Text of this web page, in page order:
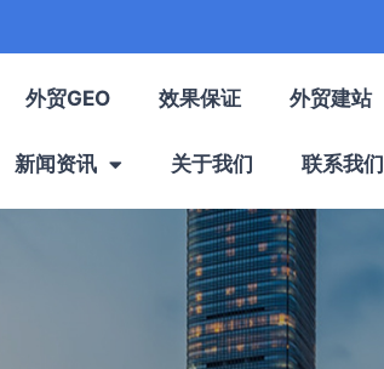
外贸GEO 效果保证 外贸建站
新闻资讯 关于我们 联系我们